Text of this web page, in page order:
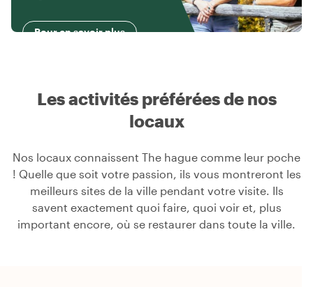
Pour en savoir plus
Les activités préférées de nos
locaux
Nos locaux connaissent The hague comme leur poche
! Quelle que soit votre passion, ils vous montreront les
meilleurs sites de la ville pendant votre visite. Ils
savent exactement quoi faire, quoi voir et, plus
important encore, où se restaurer dans toute la ville.